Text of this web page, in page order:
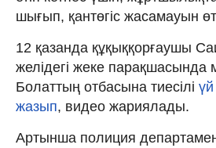
шығып, қантөгіс жасамауын
12 қазанда құқыққорғаушы
желідегі жеке парақшасында
Болаттың отбасына тиесілі үй
жазып, видео жариялады.
Артынша полиция